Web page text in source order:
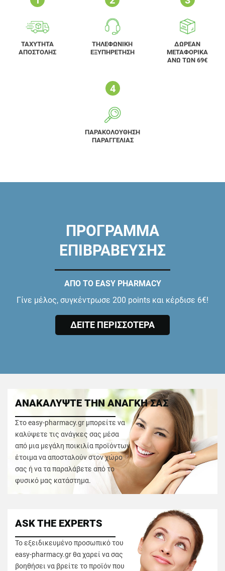
ΤΑΧΥΤΗΤΑ
ΑΠΟΣΤΟΛΗΣ
ΤΗΛΕΦΩΝΙΚΗ
ΕΞΥΠΗΡΕΤΗΣΗ
ΔΩΡΕΑΝ
ΜΕΤΑΦΟΡΙΚΑ
ΑΝΩ ΤΩΝ 69€
ΠΑΡΑΚΟΛΟΥΘΗΣΗ
ΠΑΡΑΓΓΕΛΙΑΣ
ΠΡΟΓΡΑΜΜΑ
ΕΠΙΒΡΑΒΕΥΣΗΣ
ΑΠΟ ΤΟ EASY PHARMACY
Γίνε μέλος, συγκέντρωσε 200 points και κέρδισε 6€!
ΔΕΙΤΕ ΠΕΡΙΣΣΟΤΕΡΑ
ΑΝΑΚΑΛΥΨΤΕ ΤΗΝ ΑΝΑΓΚΗ ΣΑΣ
Στο easy-pharmacy.gr μπορείτε να
καλύψετε τις ανάγκες σας μέσα
από μια μεγάλη ποικιλία προϊόντων
έτοιμα να αποσταλούν στον χώρο
σας ή να τα παραλάβετε από το
φυσικό μας κατάστημα.
ASK THE EXPERTS
Το εξειδικευμένο προσωπικό του
easy-pharmacy.gr θα χαρεί να σας
βοηθήσει να βρείτε το προϊόν που